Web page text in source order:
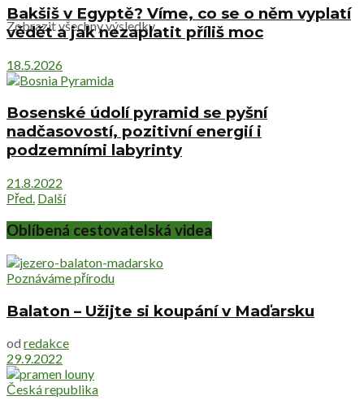
Zobrazit všechny výsledky
Bakšiš v Egyptě? Víme, co se o něm vyplatí
vědět a jak nezaplatit příliš moc
18.5.2026
Bosenské údolí pyramid se pyšní
nadčasovostí, pozitivní energií i
podzemními labyrinty
21.8.2022
Před. Další
Oblíbená cestovatelská videa
Poznáváme přírodu
Balaton – Užijte si koupání v Maďarsku
od redakce
29.9.2022
Česká republika